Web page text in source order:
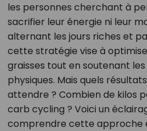
les personnes cherchant à
sacrifier leur énergie ni leur
alternant les jours riches et
cette stratégie vise à
graisses tout en soutenant
physiques. Mais quels
attendre ? Combien de kilos
carb cycling ? Voici un
comprendre cette approche